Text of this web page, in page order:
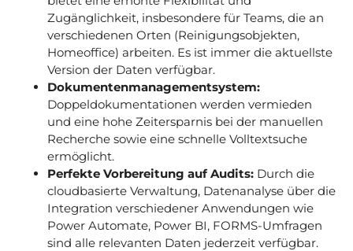
Zugänglichkeit, insbesondere für Teams, die an
verschiedenen Orten (Reinigungsobjekten,
Homeoffice) arbeiten. Es ist immer die aktuellste
Version der Daten verfügbar.
Dokumentenmanagementsystem:
Doppeldokumentationen werden vermieden
und eine hohe Zeitersparnis bei der manuellen
Recherche sowie eine schnelle Volltextsuche
ermöglicht.
Perfekte Vorbereitung auf Audits: Durch die
cloudbasierte Verwaltung, Datenanalyse über die
Integration verschiedener Anwendungen wie
Power Automate, Power BI, FORMS-Umfragen
sind alle relevanten Daten jederzeit verfügbar.